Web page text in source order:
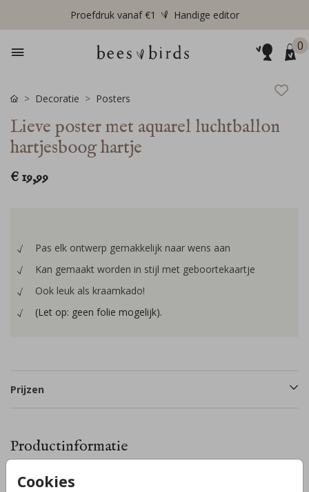
Proefdruk vanaf €1 Handige editor
0
Cookies
Decoratie Posters
Lieve poster met aquarel luchtballon
hartjesboog hartje
€ 19,99
Pas elk ontwerp gemakkelijk naar wens aan
Kan gemaakt worden in stijl met geboortekaartje
Ook leuk als kraamkado!
(Let op: geen folie mogelijk).
Prijzen
Productinformatie
Omschrijving